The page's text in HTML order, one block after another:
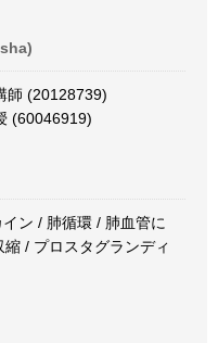
師 (20128739)
(60046919)
ン / 肺循環 / 肺血管に
/ プロスタグランディ